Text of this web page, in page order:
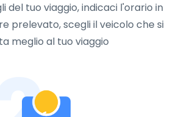
del tuo viaggio, indicaci l'orario in
prelevato, scegli il veicolo che si
meglio al tuo viaggio